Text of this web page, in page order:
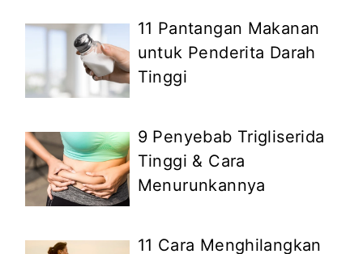
11 Pantangan Makanan
untuk Penderita Darah
Tinggi
9 Penyebab Trigliserida
Tinggi & Cara
Menurunkannya
11 Cara Menghilangkan